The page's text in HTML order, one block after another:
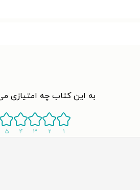
به این کتاب چه امتیازی
۱ ۲ ۳ ۴ ۵